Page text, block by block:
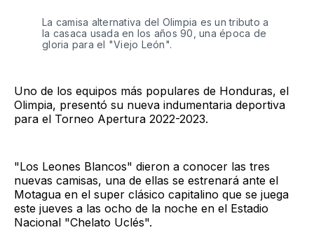
La camisa alternativa del Olimpia es un tributo a
la casaca usada en los años 90, una época de
gloria para el "Viejo León".
Uno de los equipos más populares de Honduras, el
Olimpia, presentó su nueva indumentaria deportiva
para el Torneo Apertura 2022-2023.
"Los Leones Blancos" dieron a conocer las tres
nuevas camisas, una de ellas se estrenará ante el
Motagua en el super clásico capitalino que se juega
este jueves a las ocho de la noche en el Estadio
Nacional "Chelato Uclés".